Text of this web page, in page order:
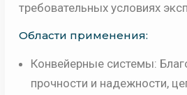
требовательных условиях
Области применения:
Конвейерные системы:
прочности и надежности,